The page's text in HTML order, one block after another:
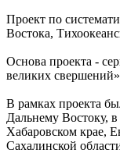
Проект по
Востока,
Основа проекта -
великих
В рамках проекта
Дальнему Востоку,
Хабаровском крае,
Сахалинской